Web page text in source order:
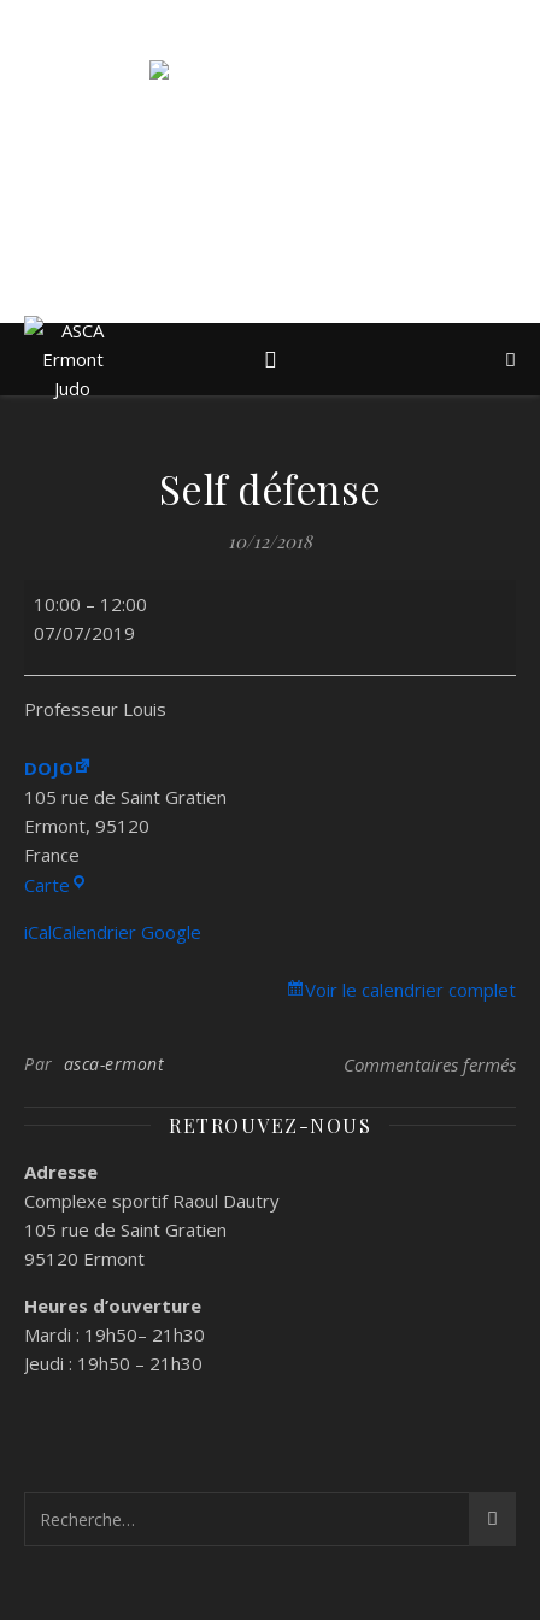
Self défense
10/12/2018
Self défense
10:00 – 12:00
07/07/2019
Professeur Louis
DOJO
105 rue de Saint Gratien
Ermont, 95120
France
Carte DOJO
iCalCalendrier Google
Voir le calendrier complet
Par asca-ermont Commentaires fermés
RETROUVEZ-NOUS
Adresse
Complexe sportif Raoul Dautry
105 rue de Saint Gratien
95120 Ermont
Heures d’ouverture
Mardi : 19h50– 21h30
Jeudi : 19h50 – 21h30